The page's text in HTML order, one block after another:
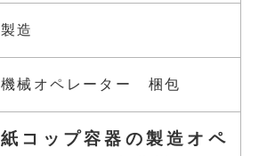
製造
機械オペレーター 梱包
紙コップ容器の製造オペ